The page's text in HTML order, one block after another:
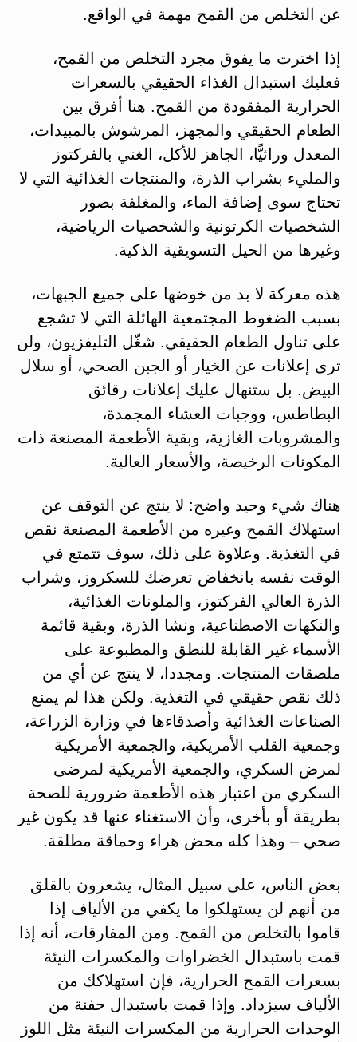
عن التخلص من القمح مهمة في الواقع.
إذا اخترت ما يفوق مجرد التخلص من القمح،
فعليك استبدال الغذاء الحقيقي بالسعرات
الحرارية المفقودة من القمح. هنا أفرق بين
الطعام الحقيقي والمجهز، المرشوش بالمبيدات،
المعدل وراثيًّا، الجاهز للأكل، الغني بالفركتوز
والمليء بشراب الذرة، والمنتجات الغذائية التي لا
تحتاج سوى إضافة الماء، والمغلفة بصور
الشخصيات الكرتونية والشخصيات الرياضية،
وغيرها من الحيل التسويقية الذكية.
هذه معركة لا بد من خوضها على جميع الجبهات،
بسبب الضغوط المجتمعية الهائلة التي لا تشجع
على تناول الطعام الحقيقي. شغّل التليفزيون، ولن
ترى إعلانات عن الخيار أو الجبن الصحي، أو سلال
البيض. بل ستنهال عليك إعلانات رقائق
البطاطس، ووجبات العشاء المجمدة،
والمشروبات الغازية، وبقية الأطعمة المصنعة ذات
المكونات الرخيصة، والأسعار العالية.
هناك شيء وحيد واضح: لا ينتج عن التوقف عن
استهلاك القمح وغيره من الأطعمة المصنعة نقص
في التغذية. وعلاوة على ذلك، سوف تتمتع في
الوقت نفسه بانخفاض تعرضك للسكروز، وشراب
الذرة العالي الفركتوز، والملونات الغذائية،
والنكهات الاصطناعية، ونشا الذرة، وبقية قائمة
الأسماء غير القابلة للنطق والمطبوعة على
ملصقات المنتجات. ومجددا، لا ينتج عن أي من
ذلك نقص حقيقي في التغذية. ولكن هذا لم يمنع
الصناعات الغذائية وأصدقاءها في وزارة الزراعة،
وجمعية القلب الأمريكية، والجمعية الأمريكية
لمرض السكري، والجمعية الأمريكية لمرضى
السكري من اعتبار هذه الأطعمة ضرورية للصحة
بطريقة أو بأخرى، وأن الاستغناء عنها قد يكون غير
صحي – وهذا كله محض هراء وحماقة مطلقة.
بعض الناس، على سبيل المثال، يشعرون بالقلق
من أنهم لن يستهلكوا ما يكفي من الألياف إذا
قاموا بالتخلص من القمح. ومن المفارقات، أنه إذا
قمت باستبدال الخضراوات والمكسرات النيئة
بسعرات القمح الحرارية، فإن استهلاكك من
الألياف سيزداد. وإذا قمت باستبدال حفنة من
الوحدات الحرارية من المكسرات النيئة مثل اللوز